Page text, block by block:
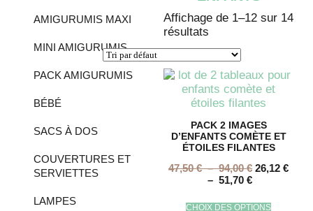
AMIGURUMIS MAXI
MINI AMIGURUMIS
PACK AMIGURUMIS
BÉBÉ
SACS À DOS
COUVERTURES ET
SERVIETTES
LAMPES
Affichage de 1–12 sur 14
résultats
PACK 2 IMAGES
D’ENFANTS COMÈTE ET
ÉTOILES FILANTES
47,50€ – 94,00€ 26,12 €
– 51,70 €
CHOIX DES OPTIONS